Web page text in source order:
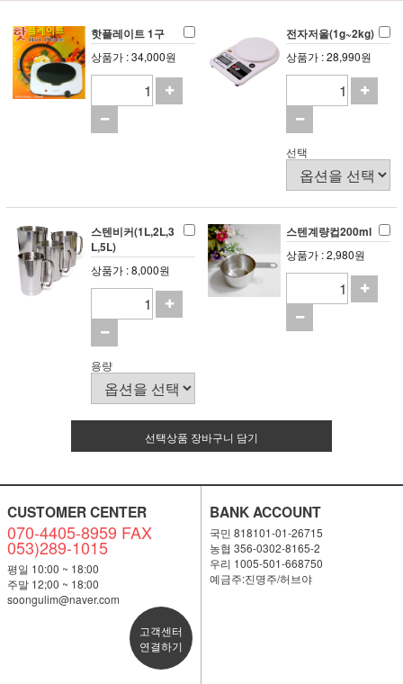
핫플레이트 1구
상품가 : 34,000원
전자저울(1g~2kg)
상품가 : 28,990원
선택
스텐비커(1L,2L,3
L,5L)
상품가 : 8,000원
용량
스텐계량컵200ml
상품가 : 2,980원
선택상품 장바구니 담기
CUSTOMER CENTER
070-4405-8959 FAX
053)289-1015
평일 10:00 ~ 18:00
주말 12;00 ~ 18:00
soongulim@naver.com
고객센터
연결하기
BANK ACCOUNT
국민 818101-01-26715
농협 356-0302-8165-2
우리 1005-501-668750
예금주:진명주/허브야